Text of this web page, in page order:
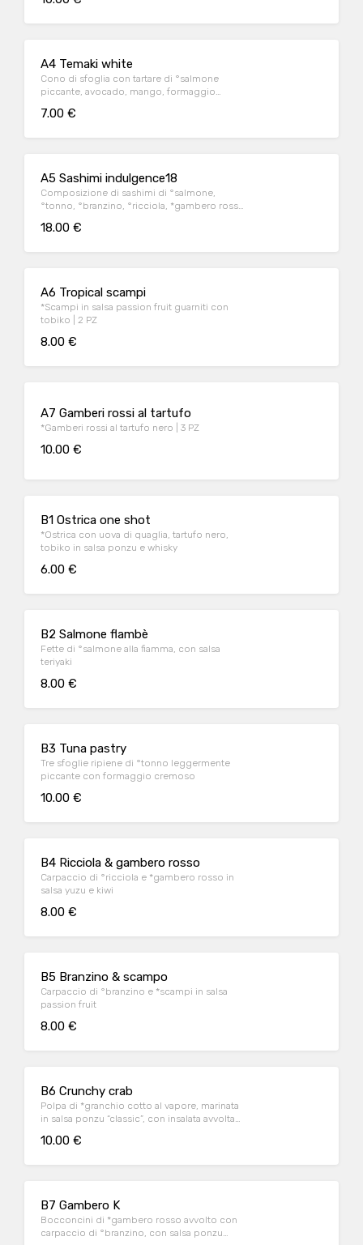
A4 Temaki white
Cono di sfoglia con tartare di °salmone
piccante, avocado, mango, formaggio
7.00 €
A5 Sashimi indulgence18
Composizione di sashimi di °salmone,
°tonno, °branzino, °ricciola, *gambero rosso
18.00 €
A6 Tropical scampi
*Scampi in salsa passion fruit guarniti con
tobiko | 2 PZ
8.00 €
A7 Gamberi rossi al tartufo
*Gamberi rossi al tartufo nero | 3 PZ
10.00 €
B1 Ostrica one shot
*Ostrica con uova di quaglia, tartufo nero,
tobiko in salsa ponzu e whisky
6.00 €
B2 Salmone flambè
Fette di °salmone alla fiamma, con salsa
teriyaki
8.00 €
B3 Tuna pastry
Tre sfoglie ripiene di °tonno leggermente
piccante con formaggio cremoso
10.00 €
B4 Ricciola & gambero rosso
Carpaccio di °ricciola e *gambero rosso in
salsa yuzu e kiwi
8.00 €
B5 Branzino & scampo
Carpaccio di °branzino e *scampi in salsa
passion fruit
8.00 €
B6 Crunchy crab
Polpa di *granchio cotto al vapore, marinata
in salsa ponzu “classic”, con insalata avvolta
10.00 €
B7 Gambero K
Bocconcini di *gambero rosso avvolto con
carpaccio di °branzino, con salsa ponzu